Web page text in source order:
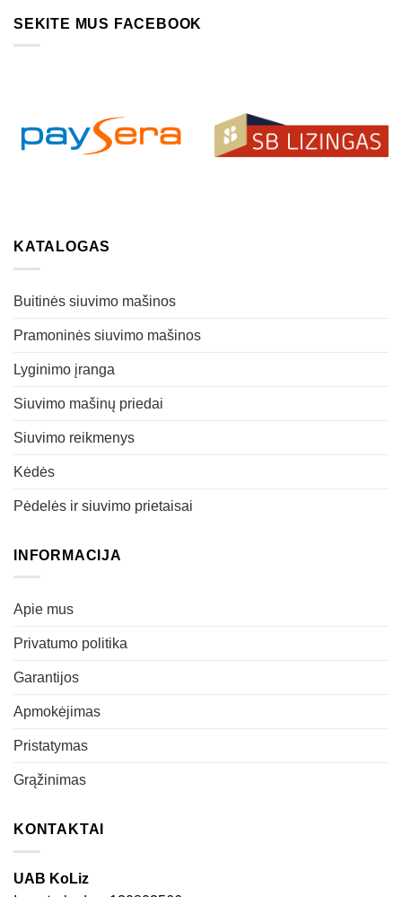
SEKITE MUS FACEBOOK
KATALOGAS
Buitinės siuvimo mašinos
Pramoninės siuvimo mašinos
Lyginimo įranga
Siuvimo mašinų priedai
Siuvimo reikmenys
Kėdės
Pėdelės ir siuvimo prietaisai
INFORMACIJA
Apie mus
Privatumo politika
Garantijos
Apmokėjimas
Pristatymas
Grąžinimas
KONTAKTAI
UAB KoLiz